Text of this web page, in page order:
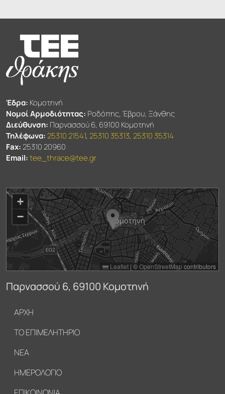
Έδρα: Κομοτηνή
Νομοί Αρμοδιότητας: Ροδόπης, Έβρου, Ξάνθης
Διεύθυνση: Παρνασσού 6, 69100 Κομοτηνή
Τηλέφωνα:25310 21541,25310 35313,25310 35314
Fax:25310 20960
Email:tee_thrace@tee.gr
Υποσέλιδο
ΑΡΧΗ
ΤΟ ΕΠΙΜΕΛΗΤΗΡΙΟ
ΝΕΑ
ΗΜΕΡΟΛΟΓΙΟ
+
−
Leaflet | ©OpenStreetMap contributors
Παρνασσού 6, 69100 Κομοτηνή